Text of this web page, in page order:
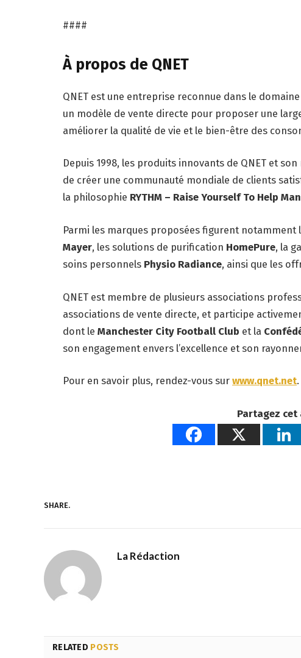
####
À propos de QNET
QNET est une entreprise reconnue dans le
un modèle de vente directe pour proposer une
améliorer la qualité de vie et le bien-être des
Depuis 1998, les produits innovants de QNET et
de créer une communauté mondiale de clients
la philosophie RYTHM – Raise Yourself To Help
Parmi les marques proposées figurent notamment
Mayer, les solutions de purification HomePure, la
soins personnels Physio Radiance, ainsi que les
QNET est membre de plusieurs associations
associations de vente directe, et participe
dont le Manchester City Football Club et la
son engagement envers l’excellence et son
Pour en savoir plus, rendez-vous sur www.qnet.net.
Partagez
SHARE.
La Rédaction
RELATED POSTS